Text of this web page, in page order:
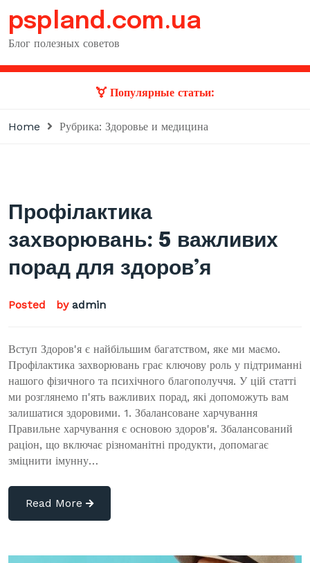
content
pspland.com.ua
Блог полезных советов
Популярные статьи:
Home Рубрика: Здоровье и медицина
Профілактика
захворювань: 5 важливих
порад для здоров’я
Posted by admin
Вступ Здоров'я є найбільшим багатством, яке ми маємо.
Профілактика захворювань грає ключову роль у підтриманні
нашого фізичного та психічного благополуччя. У цій статті
ми розглянемо п'ять важливих порад, які допоможуть вам
залишатися здоровими. 1. Збалансоване харчування
Правильне харчування є основою здоров'я. Збалансований
раціон, що включає різноманітні продукти, допомагає
зміцнити імунну…
Read More